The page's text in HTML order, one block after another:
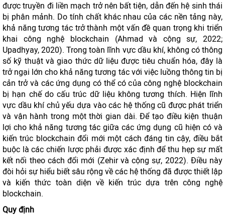
được truyền đi liền mạch trở nên bất tiện, dẫn đến hệ sinh thái
bị phân mảnh. Do tính chất khác nhau của các nền tảng này,
khả năng tương tác trở thành một vấn đề quan trọng khi triển
khai công nghệ blockchain (Ahmad và cộng sự, 2022;
Upadhyay, 2020). Trong toàn lĩnh vực dầu khí, không có thông
số kỹ thuật và giao thức dữ liệu được tiêu chuẩn hóa, đây là
trở ngại lớn cho khả năng tương tác với việc luồng thông tin bị
cản trở và các ứng dụng có thể có của công nghệ blockchain
bị hạn chế do cấu trúc dữ liệu không tương thích. Hiện lĩnh
vực dầu khí chủ yếu dựa vào các hệ thống cũ được phát triển
và vận hành trong một thời gian dài. Để tạo điều kiện thuận
lợi cho khả năng tương tác giữa các ứng dụng cũ hiện có và
kiến ​​trúc blockchain đổi mới một cách đáng tin cậy, điều bắt
buộc là các chiến lược phải được xác định để thu hẹp sự mất
kết nối theo cách đổi mới (Zehir và cộng sự, 2022). Điều này
đòi hỏi sự hiểu biết sâu rộng về các hệ thống đã được thiết lập
và kiến ​​thức toàn diện về kiến ​​trúc dựa trên công nghệ
blockchain.
Quy định